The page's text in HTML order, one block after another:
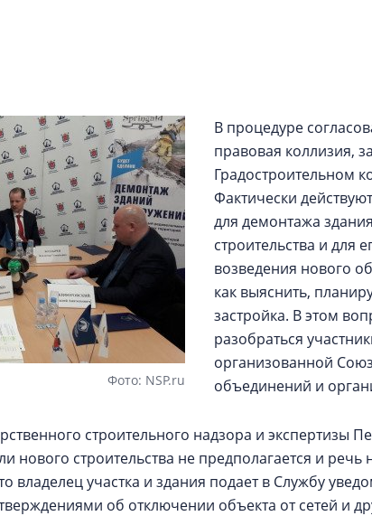
Фото: NSP.ru
В процедуре
правовая коллизия,
Градостроительном
Фактически
для демонтажа
строительства и для
возведения нового
как выяснить,
застройка. В этом
разобраться
организованной
объединений и
строительного надзора и экспертизы
нового строительства не предполагается и речь
владелец участка и здания подает в Службу
об отключении объекта от сетей и